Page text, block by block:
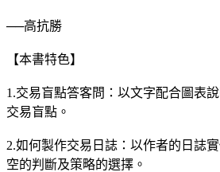
──高抗勝
【本書特色】
1.交易盲點答客問：以文字配合圖表
交易盲點。
2.如何製作交易日誌：以作者的日誌
空的判斷及策略的選擇。